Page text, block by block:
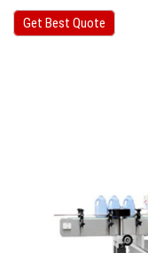
Get Best Quote